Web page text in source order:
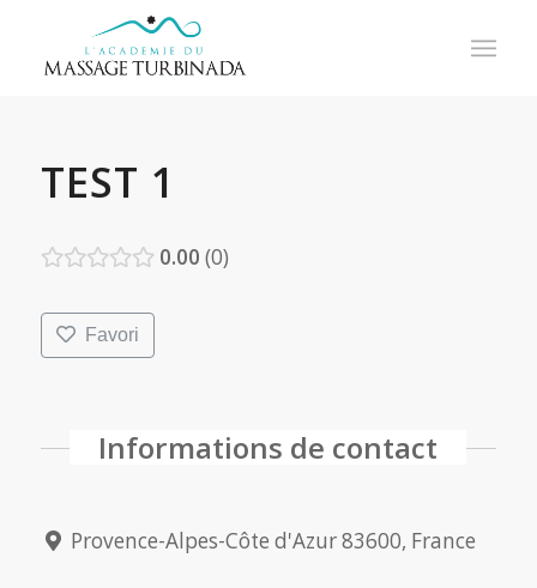
TEST 1
0.00 0
Favori
Informations de contact
Provence-Alpes-Côte d'Azur 83600, France